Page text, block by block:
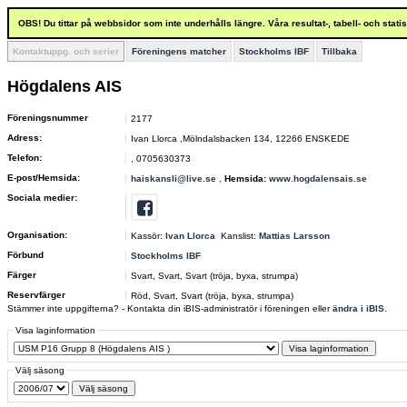
OBS! Du tittar på webbsidor som inte underhålls längre. Våra resultat-, tabell- och
Kontaktuppg. och serier Föreningens matcher Stockholms IBF Tillbaka
Högdalens AIS
Föreningsnummer
2177
Adress:
Ivan Llorca ,Mölndalsbacken 134, 12266 ENSKEDE
Telefon:
, 0705630373
E-post/Hemsida:
haiskansli@live.se Hemsida: www.hogdalensais.se
Sociala medier:
Organisation: Kassör: Ivan Llorca Kanslist: Mattias Larsson
Förbund
Stockholms IBF
Färger
Svart, Svart, Svart (tröja, byxa, strumpa)
Reservfärger
Röd, Svart, Svart (tröja, byxa, strumpa)
Stämmer inte uppgifterna? - Kontakta din iBIS-administratör i föreningen ellerändra i iBIS
Visa laginformation
Välj säsong